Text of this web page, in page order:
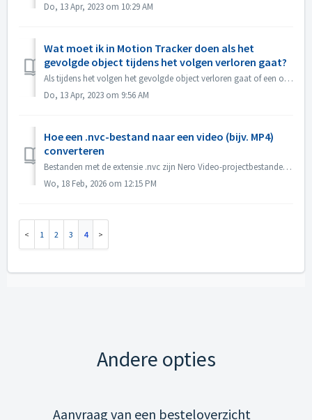
Do, 13 Apr, 2023 om 10:29 AM
Wat moet ik in Motion Tracker doen als het
gevolgde object tijdens het volgen verloren gaat?
Als tijdens het volgen het gevolgde object verloren gaat of een offset heeft, kunt u "het volgen onmiddellijk stoppen", klik op "Inzoomen&quo...
Do, 13 Apr, 2023 om 9:56 AM
Hoe een .nvc-bestand naar een video (bijv. MP4)
converteren
Bestanden met de extensie .nvc zijn Nero Video-projectbestanden, GEEN voltooide video's. Ze bevatten bewerkingsinstructies en koppelingen naar uw bronme...
Wo, 18 Feb, 2026 om 12:15 PM
1 2 3 4
Andere opties
Aanvraag van een besteloverzicht